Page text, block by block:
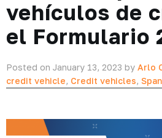
vehículos de
el Formulario
Posted on January 13, 2023 by Arlo
credit vehicle, Credit vehicles,